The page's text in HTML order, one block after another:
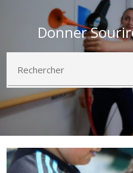
Donner
Rechercher